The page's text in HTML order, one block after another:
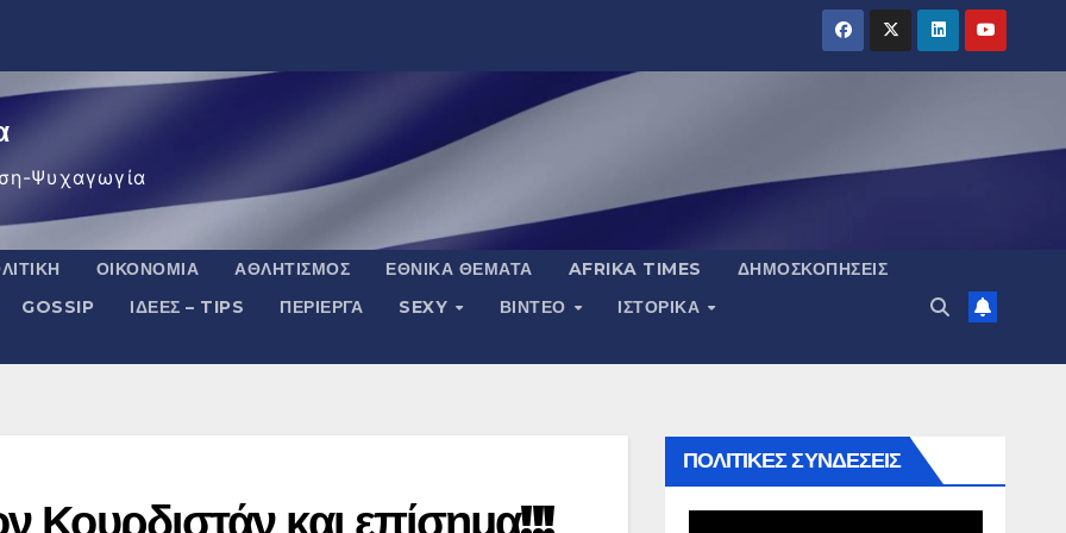
Ψυχαγωγία
ΟΙΚΟΝΟΜΊΑ ΑΘΛΗΤΙΣΜΌΣ ΕΘΝΙΚΆ ΘΈΜΑΤΑ AFRIKA TIMES
ΔΗΜΟΣΚΟΠΉΣΕΙΣ
GOSSIP ΙΔΈΕΣ – TIPS ΠΕΡΊΕΡΓΑ SEXY ΒΙΝΤΕΟ
ΙΣΤΟΡΙΚΆ
Κουρδιστάν και επίσημα!!!
ΠΟΛΙΤΙΚΕΣ ΣΥΝΔΕΣΕΙΣ